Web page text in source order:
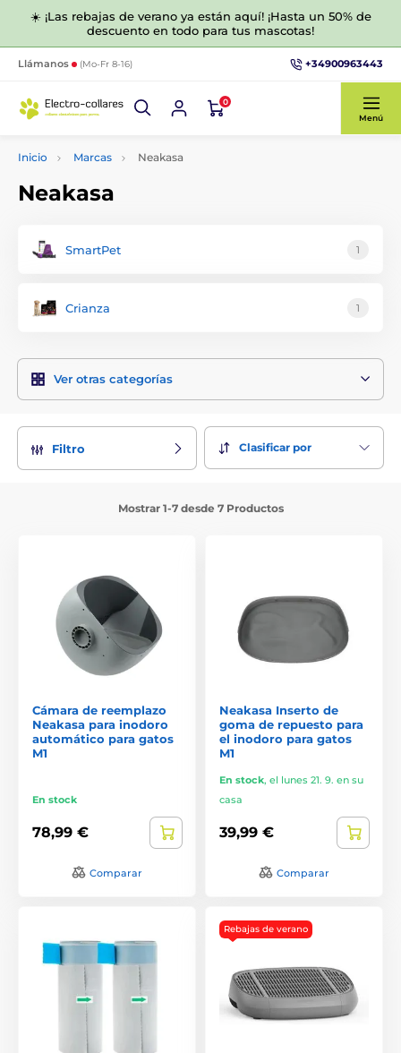
☀️ ¡Las rebajas de verano ya están aquí! ¡Hasta un 50% de
descuento en todo para tus mascotas!
Llámanos (Mo-Fr 8-16) +34900963443
0
Menú
Inicio Marcas Neakasa
Neakasa
SmartPet 1
Crianza 1
Ver otras categorías
Filtro Clasificar por
Mostrar 1-7 desde 7 Productos
Cámara de reemplazo
Neakasa para inodoro
automático para gatos
M1
En stock
78,99 €
Comparar
Neakasa Inserto de
goma de repuesto para
el inodoro para gatos
M1
En stock, el lunes 21. 9. en su
casa
39,99 €
Comparar
Rebajas de verano